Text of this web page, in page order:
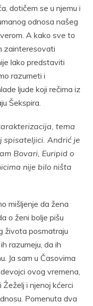
dotičem se u njemu i
odnosa našeg
A kako sve to
zainteresovati
lako predstaviti
razumeti i
ljude koji rečima iz
Šekspira.
tema
spisateljici. Andrić je
Bovari, Euripid o
nije bilo ništa
mišljenje da žena
o ženi bolje pišu
života posmatraju
razumeju, da ih
Ja sam u Časovima
ovog vremena,
i njenoj kćerci
Pomenuta dva